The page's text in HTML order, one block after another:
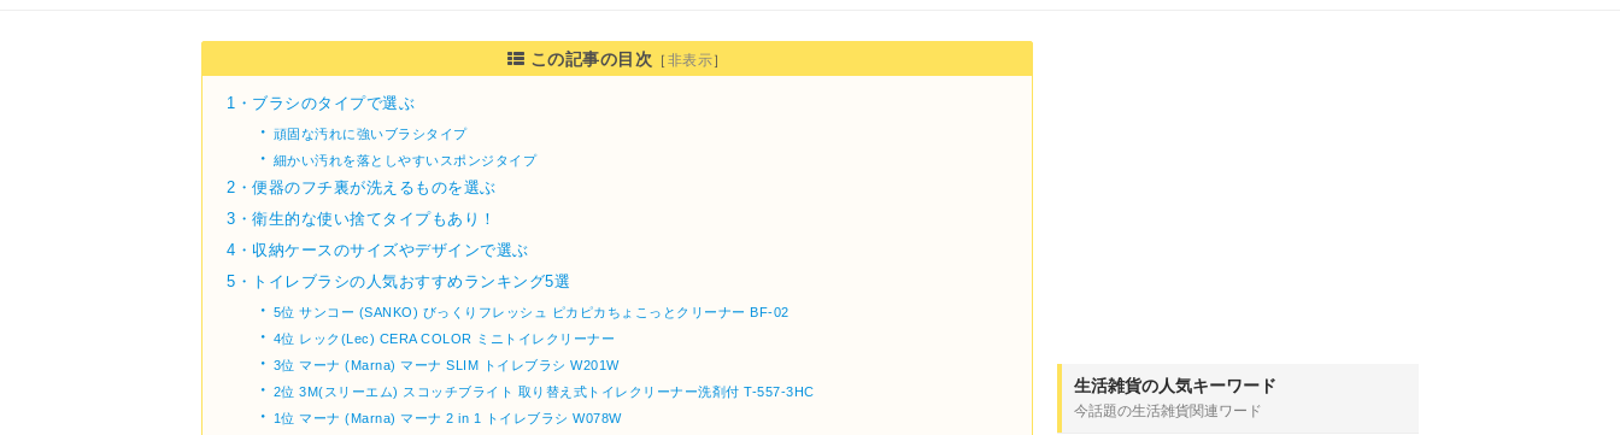
この記事の目次 ［ 非表示］
1・ ブラシのタイプで選ぶ
・ 頑固な汚れに強いブラシタイプ
・ 細かい汚れを落としやすいスポンジタイプ
2・ 便器のフチ裏が洗えるものを選ぶ
3・ 衛生的な使い捨てタイプもあり！
4・ 収納ケースのサイズやデザインで選ぶ
5・ トイレブラシの人気おすすめランキング5選
・ 5位 サンコー (SANKO) びっくりフレッシュ ピカピカちょこっとクリーナー BF-02
・ 4位 レック(Lec) CERA COLOR ミニトイレクリーナー
・ 3位 マーナ (Marna) マーナ SLIM トイレブラシ W201W
・ 2位 3M(スリーエム) スコッチブライト 取り替え式トイレクリーナー洗剤付 T-557-3HC
・ 1位 マーナ (Marna) マーナ 2 in 1 トイレブラシ W078W
生活雑貨の人気キーワード
今話題の生活雑貨関連ワード